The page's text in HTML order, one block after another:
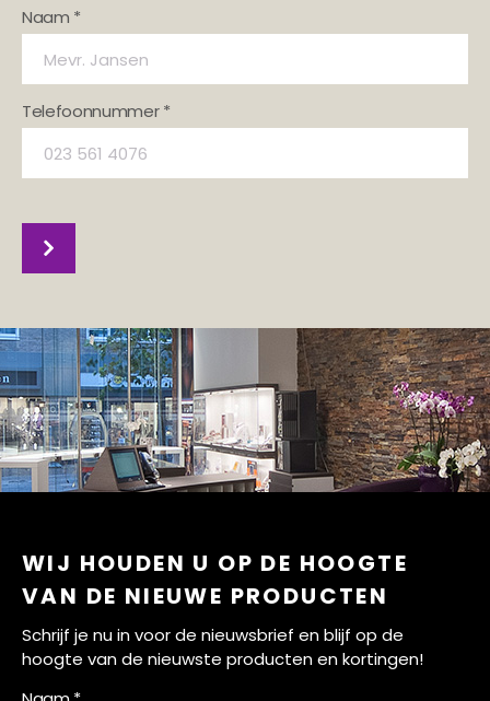
Naam *
Telefoonnummer *
WIJ HOUDEN U OP DE HOOGTE
VAN DE NIEUWE PRODUCTEN
Schrijf je nu in voor de nieuwsbrief en blijf op de
hoogte van de nieuwste producten en kortingen!